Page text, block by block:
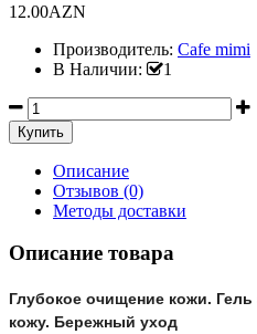
12.00AZN
Производитель: Cafe mimi
В Наличии:
1
Описание
Отзывов (0)
Методы доставки
Описание товара
Глубокое очищение кожи.
кожу. Бережный уход